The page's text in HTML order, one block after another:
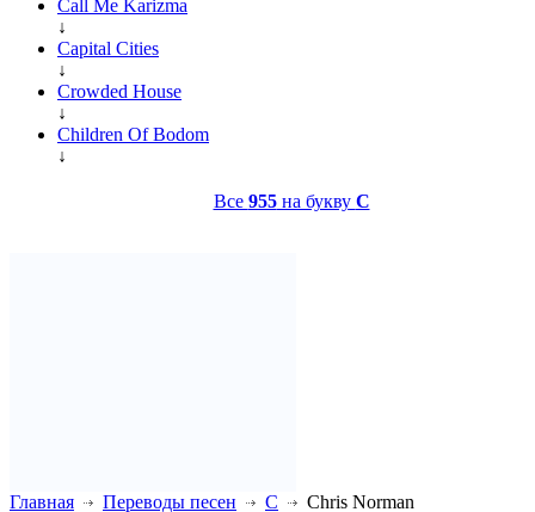
Call Me Karizma
↓
Capital Cities
↓
Crowded House
↓
Children Of Bodom
↓
Все 955на букву C
Главная Переводы песен C Chris Norman